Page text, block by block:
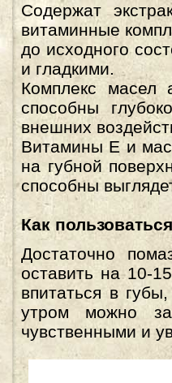
Содержат
витаминные
до исходного
и гладкими.
Комплекс масел
способны
внешних
Витамины Е и
на губной
способны
Как
Достаточно
оставить на 10-
впитаться в
утром можно
чувственными и